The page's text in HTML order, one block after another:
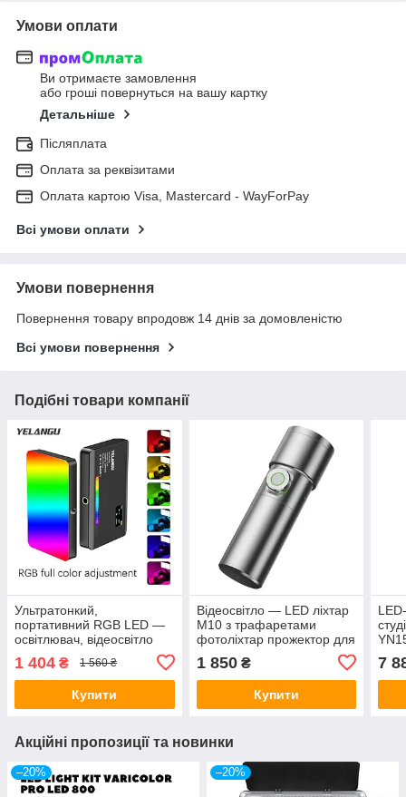
Умови оплати
Ви отримаєте замовлення
або гроші повернуться на вашу картку
Детальніше
Післяплата
Оплата за реквізитами
Оплата картою Visa, Mastercard - WayForPay
Всі умови оплати
Умови повернення
Повернення товару впродовж 14 днів за домовленістю
Всі умови повернення
Подібні товари компанії
Ультратонкий,
портативний RGB LED —
освітлювач, відеосвітло
вбудованим
акумулятором
1 404 ₴ 1 560 ₴
Купити
Відеосвітло — LED ліхтар
M10 з трафаретами
фотоліхтар прожектор для
фото постійне кольорове
світло для відео
вбудований акумулятор
1 850₴
Купити
7
Акційні пропозиції та новинки
–20% –20%